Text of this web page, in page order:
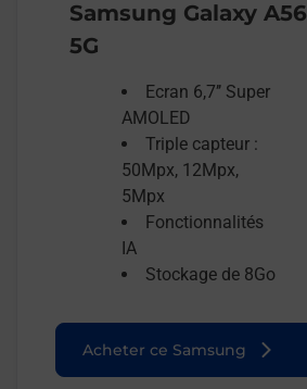
Samsung Galaxy A56
5G
Ecran 6,7’’ Super
AMOLED
Triple capteur :
50Mpx, 12Mpx,
5Mpx
Fonctionnalités
IA
Stockage de 8Go
Acheter ce Samsung